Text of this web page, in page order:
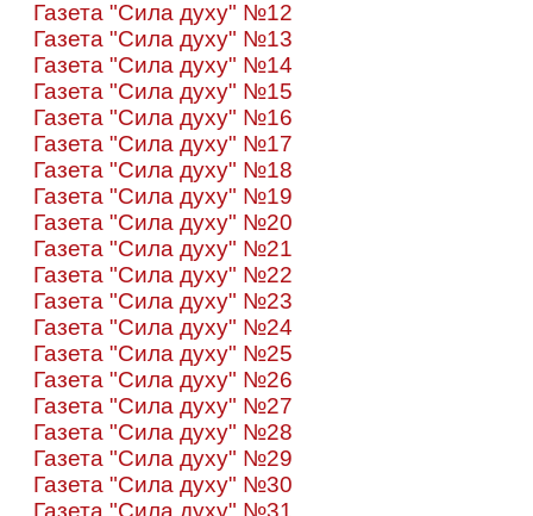
Газета "Сила духу" №12
Газета "Сила духу" №13
Газета "Сила духу" №14
Газета "Сила духу" №15
Газета "Сила духу" №16
Газета "Сила духу" №17
Газета "Сила духу" №18
Газета "Сила духу" №19
Газета "Сила духу" №20
Газета "Сила духу" №21
Газета "Сила духу" №22
Газета "Сила духу" №23
Газета "Сила духу" №24
Газета "Сила духу" №25
Газета "Сила духу" №26
Газета "Сила духу" №27
Газета "Сила духу" №28
Газета "Сила духу" №29
Газета "Сила духу" №30
Газета "Сила духу" №31